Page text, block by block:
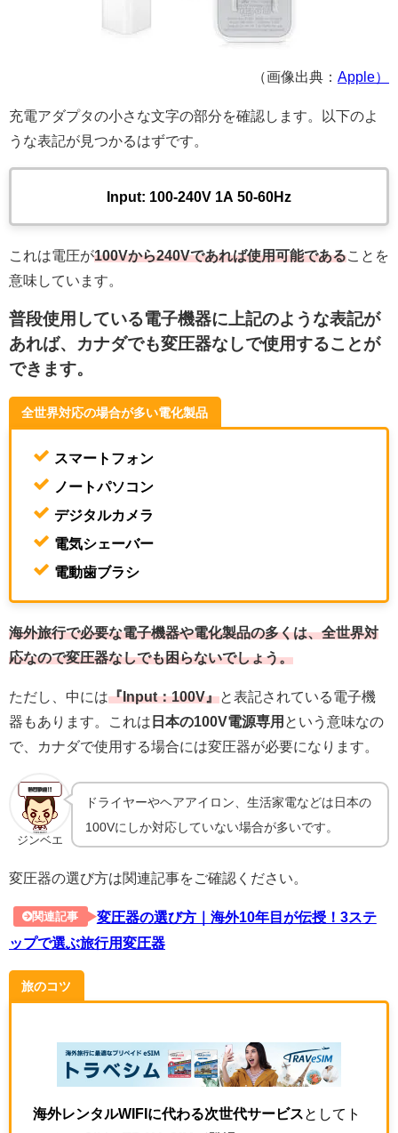
（画像出典： Apple）
充電アダプタの小さな文字の部分を確認します。以下のよ
うな表記が見つかるはずです。
Input: 100-240V 1A 50-60Hz
これは電圧が100Vから240Vであれば使用可能であることを
意味しています。
普段使用している電子機器に上記のような表記が
あれば、カナダでも変圧器なしで使用することが
できます。
全世界対応の場合が多い電化製品
スマートフォン
ノートパソコン
デジタルカメラ
電気シェーバー
電動歯ブラシ
海外旅行で必要な電子機器や電化製品の多くは、全世界対
応なので変圧器なしでも困らないでしょう。
ただし、中には『Input：100V』と表記されている電子機
器もあります。これは 日本の100V電源専用 という意味なの
で、カナダで使用する場合には変圧器が必要になります。
ジンベエ
ドライヤーやヘアアイロン、生活家電などは日本の
100Vにしか対応していない場合が多いです。
変圧器の選び方は関連記事をご確認ください。
関連記事
変圧器の選び方｜海外10年目が伝授！3ステ
ップで選ぶ旅行用変圧器
旅のコツ
海外レンタルWIFIに代わる次世代サービス としてト